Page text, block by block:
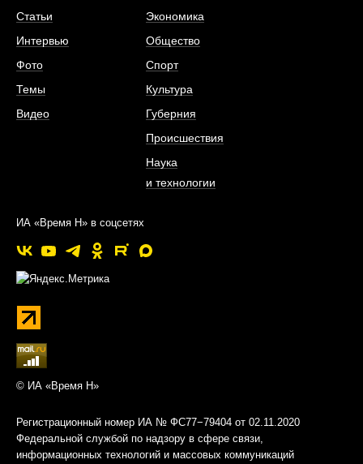
Статьи
Интервью
Фото
Темы
Видео
Экономика
Общество
Спорт
Культура
Губерния
Происшествия
Наука
и технологии
ИА «Время Н» в соцсетях
© ИА «Время Н»
Регистрационный номер ИА № ФС77−79404 от 02.11.2020
Федеральной службой по надзору в сфере связи,
информационных технологий и массовых коммуникаций